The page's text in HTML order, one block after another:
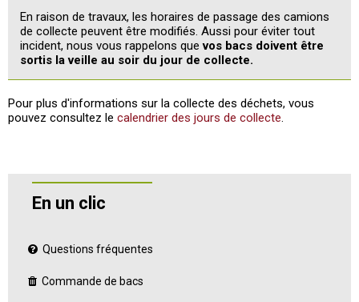
En raison de travaux, les horaires de passage des camions
de collecte peuvent être modifiés. Aussi pour éviter tout
incident, nous vous rappelons quevos bacs doivent être
sortis la veille au soir du jour de collecte.
Pour plus d'informations sur la collecte des déchets, vous
pouvez consultez le calendrier des jours de collecte.
En un clic
Questions fréquentes
Commande de bacs